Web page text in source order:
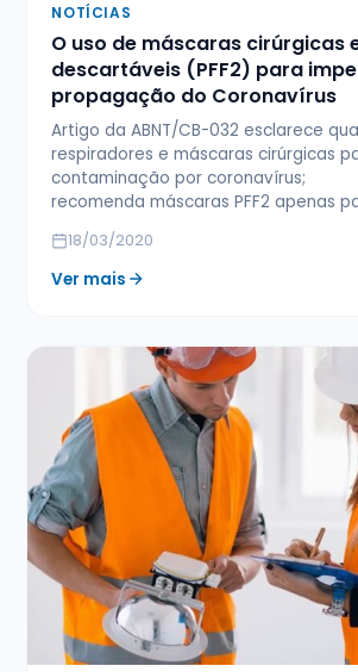
NOTÍCIAS
O uso de máscaras cirúrgicas
descartáveis (PFF2) para
propagação do Coronavírus
Artigo da ABNT/CB-032 esclarece
respiradores e máscaras cirúrgicas
contaminação por coronavírus;
recomenda máscaras PFF2 apenas
18/03/2020
Ver mais